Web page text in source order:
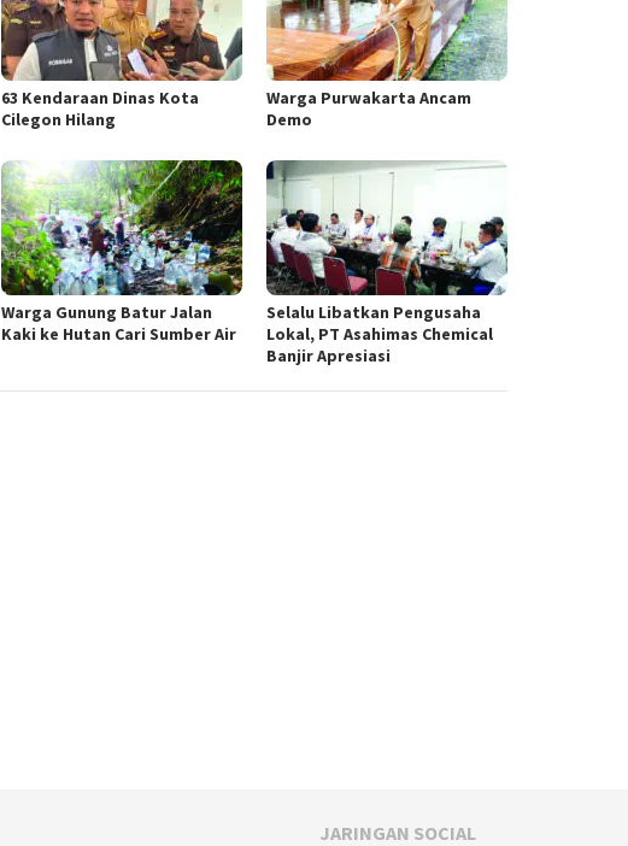
63 Kendaraan Dinas Kota
Cilegon Hilang
Warga Purwakarta Ancam
Demo
Warga Gunung Batur Jalan
Kaki ke Hutan Cari Sumber Air
Selalu Libatkan Pengusaha
Lokal, PT Asahimas Chemical
Banjir Apresiasi
JARINGAN SOCIAL